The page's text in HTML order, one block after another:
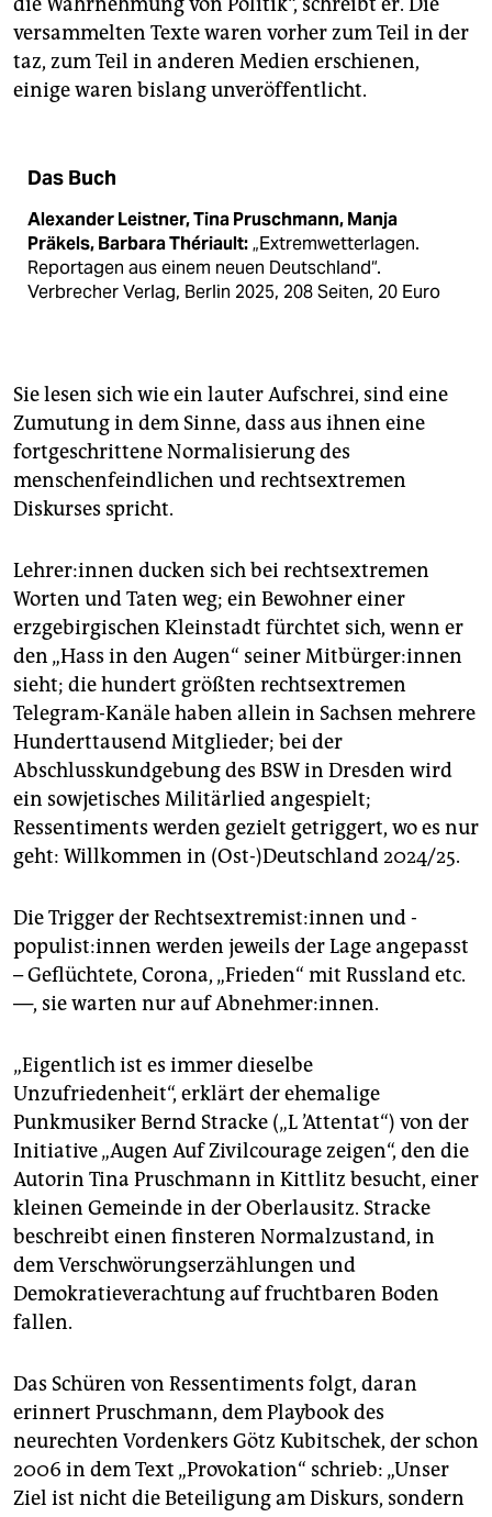
die Wahrnehmung von Politik“, schreibt er. Die
versammelten Texte waren vorher zum Teil in der
taz, zum Teil in anderen Medien erschienen,
einige waren bislang unveröffentlicht.
Das Buch
Alexander Leistner, Tina Pruschmann, Manja
Präkels, Barbara Thériault:„Extremwetterlagen.
Reportagen aus einem neuen Deutschland“.
Verbrecher Verlag, Berlin 2025, 208 Seiten, 20 Euro
Sie lesen sich wie ein lauter Aufschrei, sind eine
Zumutung in dem Sinne, dass aus ihnen eine
fortgeschrittene Normalisierung des
menschenfeindlichen und rechtsextremen
Diskurses spricht.
Leh­re­r:in­nen ducken sich bei rechtsextremen
Worten und Taten weg; ein Bewohner einer
erzgebirgischen Kleinstadt fürchtet sich, wenn er
den „Hass in den Augen“ seiner Mit­bür­ge­r:in­nen
sieht; die hundert größten rechtsextremen
Telegram-Kanäle haben allein in Sachsen mehrere
Hunderttausend Mitglieder; bei der
Abschlusskundgebung des BSW in Dresden wird
ein sowjetisches Militärlied angespielt;
Ressentiments werden gezielt getriggert, wo es nur
geht: Willkommen in (Ost-)Deutschland 2024/25.
Die Trigger der Rechts­ex­tre­mis­t:in­nen und -
populist:innen werden jeweils der Lage angepasst
– Geflüchtete, Corona, „Frieden“ mit Russland etc.
—, sie warten nur auf Abnehmer:innen.
„Eigentlich ist es immer dieselbe
Unzufriedenheit“, erklärt der ehemalige
Punkmusiker Bernd Stracke („L ’Attentat“) von der
Initiative „Augen Auf Zivilcourage zeigen“, den die
Autorin Tina Pruschmann in Kittlitz besucht, einer
kleinen Gemeinde in der Oberlausitz. Stracke
beschreibt einen finsteren Normalzustand, in
dem Verschwörungserzählungen und
Demokratieverachtung auf fruchtbaren Boden
fallen.
Das Schüren von Ressentiments folgt, daran
erinnert Pruschmann, dem Playbook des
neurechten Vordenkers Götz Kubitschek, der schon
2006 in dem Text „Provokation“ schrieb: „Unser
Ziel ist nicht die Beteiligung am Diskurs, sondern